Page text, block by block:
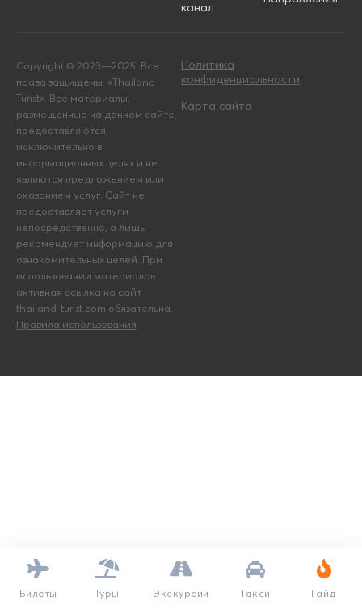
канал
Copyright © 2023—2025. Все
права защищены. «Thailand
Turist». Все материалы,
размещенные на данном сайте,
предоставляются
исключительно в
информационных целях и не
являются предложением или
оказанием услуг. Сайт не
предоставляет услуги
непосредственно, а лишь
рекомендует информацию для
ознакомительных целей. При
использовании материалов
активная ссылка на сайт
thailand-turist.com обязательна.
Правила использования
Политика
конфиденциальности
Карта сайта
Билеты Туры Экскурсии Такси Гайд